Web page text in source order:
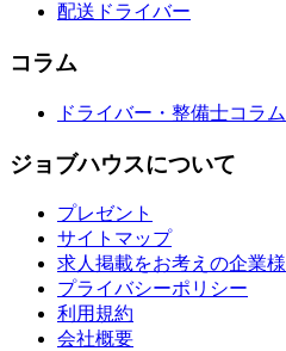
配送ドライバー
コラム
ドライバー・整備士コラム
ジョブハウスについて
プレゼント
サイトマップ
求人掲載をお考えの企業様
プライバシーポリシー
利用規約
会社概要